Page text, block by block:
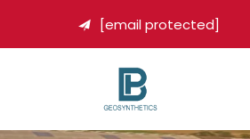
 [email protected]